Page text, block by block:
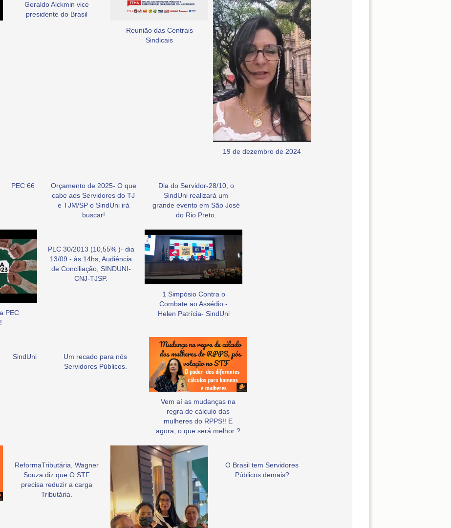
Geraldo Alckmin vice
presidente do Brasil
Reunião das Centrais
Sindicais
19 de dezembro de 2024
PEC 66
Orçamento de 2025- O que
cabe aos Servidores do TJ
e TJM/SP o SindUni irá
buscar!
Dia do Servidor-28/10, o
SindUni realizará um
grande evento em São José
do Rio Preto.
PEC
PLC 30/2013 (10,55% )- dia
13/09 - às 14hs, Audiência
de Conciliação, SINDUNI-
CNJ-TJSP.
1 Simpósio Contra o
Combate ao Assédio -
Helen Patrícia- SindUni
SindUni
Um recado para nós
Servidores Públicos.
Vem aí as mudanças na
regra de cálculo das
mulheres do RPPS!! E
agora, o que será melhor ?
ReformaTributária, Wagner
Souza diz que O STF
precisa reduzir a carga
Tributária.
O Brasil tem Servidores
Públicos demais?